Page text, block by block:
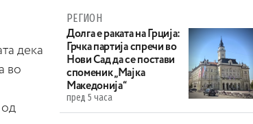
дека
во
РЕГИОН
Долга е раката на Грција:
Грчка партија спречи во
Нови Сад да се постави
споменик „Мајка
Македонија“
пред 5 часа